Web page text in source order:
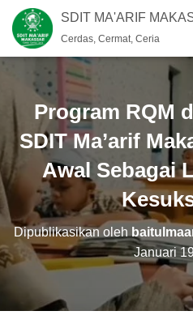
SDIT MA'ARIF
Cerdas, Cermat, Ceria
Program RQM
SDIT Ma’arif
Awal Sebagai
Dipublikasikan oleh
Januari